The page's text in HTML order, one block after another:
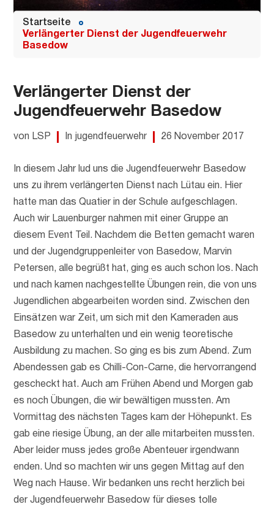
Startseite
Verlängerter Dienst der Jugendfeuerwehr
Basedow
Verlängerter Dienst der
Jugendfeuerwehr Basedow
von LSP In jugendfeuerwehr 26 November 2017
In diesem Jahr lud uns die Jugendfeuerwehr Basedow
uns zu ihrem verlängerten Dienst nach Lütau ein. Hier
hatte man das Quatier in der Schule aufgeschlagen.
Auch wir Lauenburger nahmen mit einer Gruppe an
diesem Event Teil. Nachdem die Betten gemacht waren
und der Jugendgruppenleiter von Basedow, Marvin
Petersen, alle begrüßt hat, ging es auch schon los. Nach
und nach kamen nachgestellte Übungen rein, die von uns
Jugendlichen abgearbeiten worden sind. Zwischen den
Einsätzen war Zeit, um sich mit den Kameraden aus
Basedow zu unterhalten und ein wenig teoretische
Ausbildung zu machen. So ging es bis zum Abend. Zum
Abendessen gab es Chilli-Con-Carne, die hervorrangend
gescheckt hat. Auch am Frühen Abend und Morgen gab
es noch Übungen, die wir bewältigen mussten. Am
Vormittag des nächsten Tages kam der Höhepunkt. Es
gab eine riesige Übung, an der alle mitarbeiten mussten.
Aber leider muss jedes große Abenteuer irgendwann
enden. Und so machten wir uns gegen Mittag auf den
Weg nach Hause. Wir bedanken uns recht herzlich bei
der Jugendfeuerwehr Basedow für dieses tolle